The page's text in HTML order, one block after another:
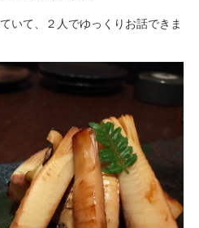
いて、２人でゆっくりお話できま